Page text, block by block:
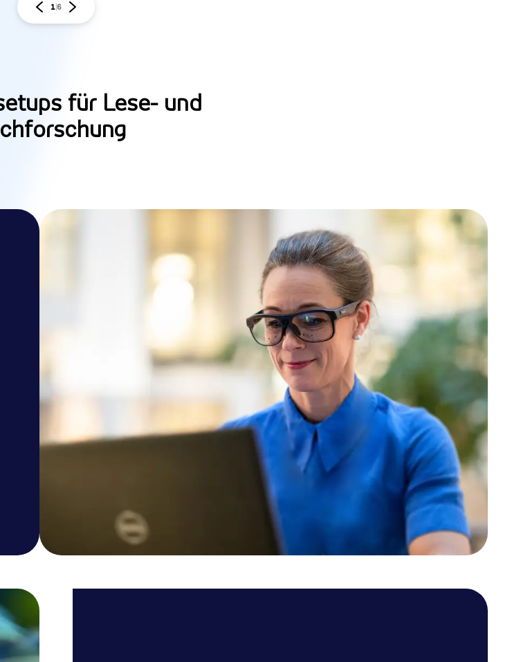
16
für Lese- und